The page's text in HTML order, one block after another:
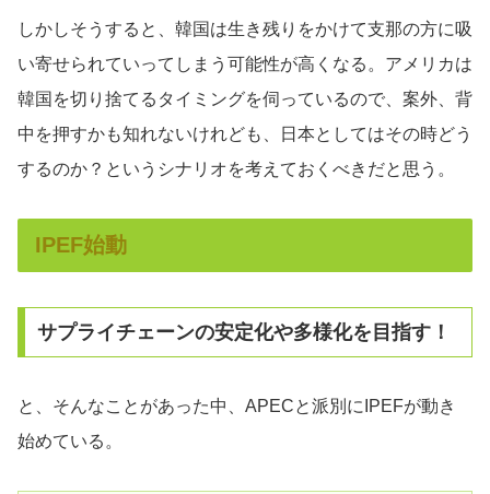
しかしそうすると、韓国は生き残りをかけて支那の方に吸
い寄せられていってしまう可能性が高くなる。アメリカは
韓国を切り捨てるタイミングを伺っているので、案外、背
中を押すかも知れないけれども、日本としてはその時どう
するのか？というシナリオを考えておくべきだと思う。
IPEF始動
サプライチェーンの安定化や多様化を目指す！
と、そんなことがあった中、APECと派別にIPEFが動き
始めている。